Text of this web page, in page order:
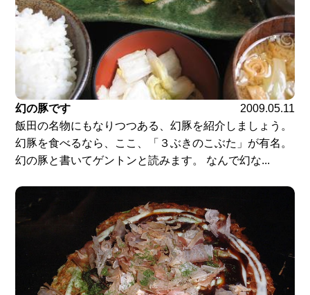
幻の豚です
2009.05.11
飯田の名物にもなりつつある、幻豚を紹介しましょう。
幻豚を食べるなら、ここ、「３ぶきのこぶた」が有名。
幻の豚と書いてゲントンと読みます。 なんで幻な...